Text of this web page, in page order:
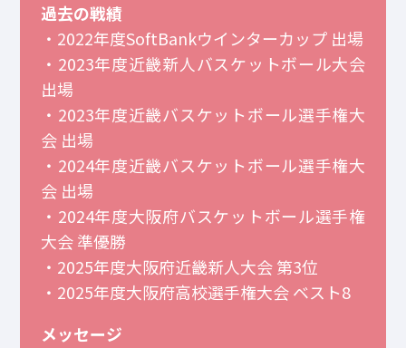
過去の戦績
・2022年度SoftBankウインターカップ 出場
・2023年度近畿新人バスケットボール大会
出場
・2023年度近畿バスケットボール選手権大
会 出場
・2024年度近畿バスケットボール選手権大
会 出場
・2024年度大阪府バスケットボール選手権
大会 準優勝
・2025年度大阪府近畿新人大会 第3位
・2025年度大阪府高校選手権大会 ベスト8
メッセージ